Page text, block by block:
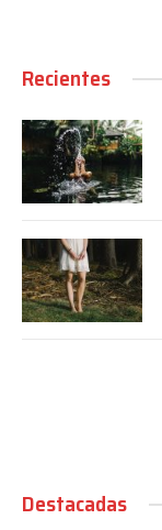
Recientes
Destacadas